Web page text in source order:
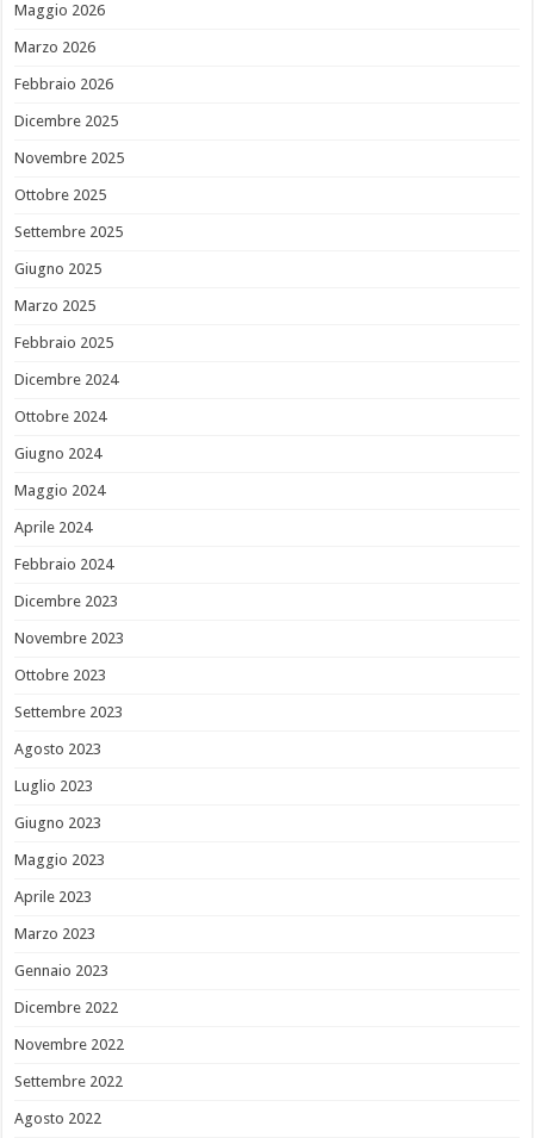
Maggio 2026
Marzo 2026
Febbraio 2026
Dicembre 2025
Novembre 2025
Ottobre 2025
Settembre 2025
Giugno 2025
Marzo 2025
Febbraio 2025
Dicembre 2024
Ottobre 2024
Giugno 2024
Maggio 2024
Aprile 2024
Febbraio 2024
Dicembre 2023
Novembre 2023
Ottobre 2023
Settembre 2023
Agosto 2023
Luglio 2023
Giugno 2023
Maggio 2023
Aprile 2023
Marzo 2023
Gennaio 2023
Dicembre 2022
Novembre 2022
Settembre 2022
Agosto 2022